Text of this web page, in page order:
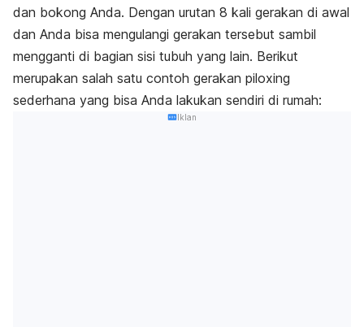
dan bokong Anda. Dengan urutan 8 kali gerakan di awal
dan Anda bisa mengulangi gerakan tersebut sambil
mengganti di bagian sisi tubuh yang lain. Berikut
merupakan salah satu contoh gerakan piloxing
sederhana yang bisa Anda lakukan sendiri di rumah:
Iklan